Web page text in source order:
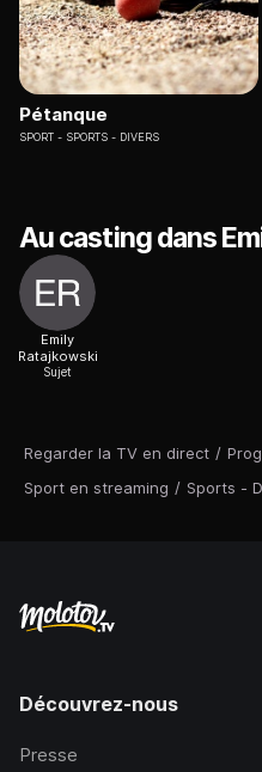
Regarder la TV en direct /
Sport en streaming / Sports -
Pétanque
SPORT SPORTS - DIVERS
Au casting dans
Emily
Ratajkowski
Sujet
Découvrez-nous
Presse